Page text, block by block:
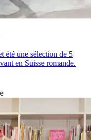
été une sélection de 5
en Suisse romande.